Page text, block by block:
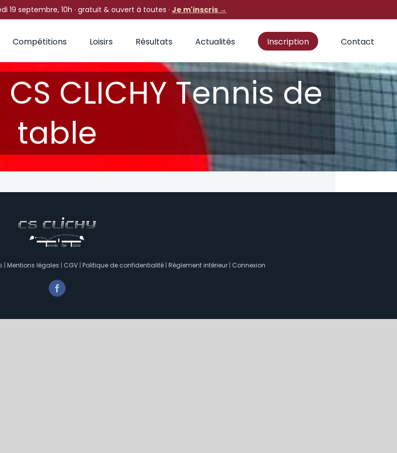
Compétitions Loisirs Résultats Actualités Inscription Contact
CLICHY Tennis de
table
| Mentions légales | CGV| Politique de confidentialité| Règlement intérieur| Connexion
Facebook
19 septembre, 10h · gratuit & ouvert à toutes · Je m'inscris →